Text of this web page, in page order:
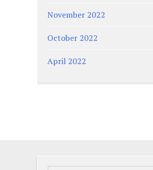
November 2022
October 2022
April 2022